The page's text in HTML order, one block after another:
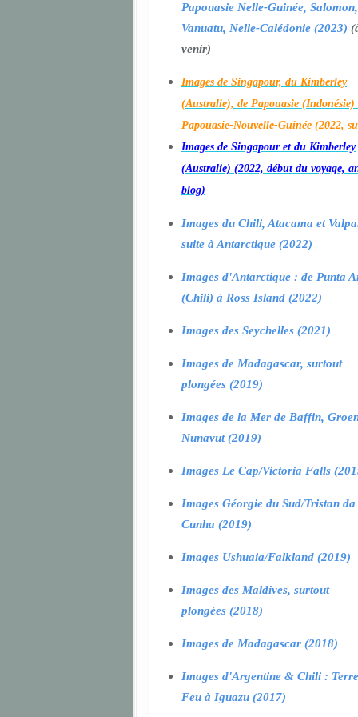
Papouasie Nelle-Guinée, Salomon,
Vanuatu, Nelle-Calédonie (2023)
venir)
Images de Singapour, du Kimberley
(Australie), de Papouasie (Indonésie)
Papouasie-Nouvelle-Guinée (2022,
Images de Singapour et du Kimberley
(Australie) (2022, début du voyage,
blog)
Images du Chili, Atacama et
suite à Antarctique (2022)
Images d'Antarctique : de Punta
(Chili) à Ross Island (2022)
Images des Seychelles (2021)
Images de Madagascar, surtout
plongées (2019)
Images de la Mer de Baffin,
Nunavut (2019)
Images Le Cap/Victoria Falls
Images Géorgie du Sud/Tristan da
Cunha (2019)
Images Ushuaia/Falkland (2019)
Images des Maldives, surtout
plongées (2018)
Images de Madagascar (2018)
Images d'Argentine & Chili :
Feu à Iguazu (2017)